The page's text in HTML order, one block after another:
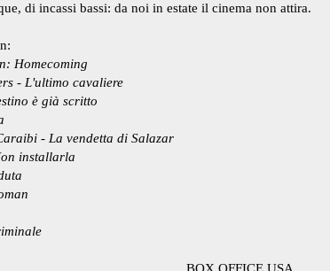
di incassi bassi: da noi in estate il cinema non attira.
Homecoming
- L'ultimo cavaliere
è già scritto
- La vendetta di Salazar
installarla